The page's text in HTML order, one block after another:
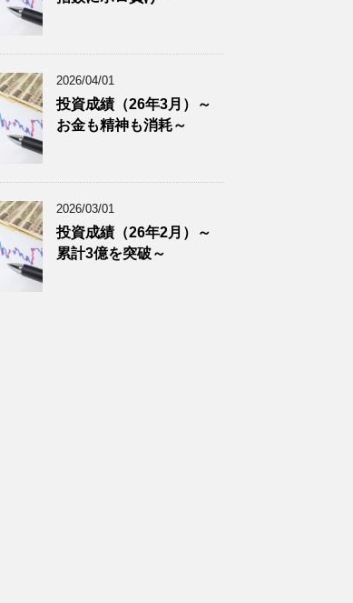
2026/04/01
投資成績（26年3月）～
お金も精神も消耗～
2026/03/01
投資成績（26年2月）～
累計3億を突破～